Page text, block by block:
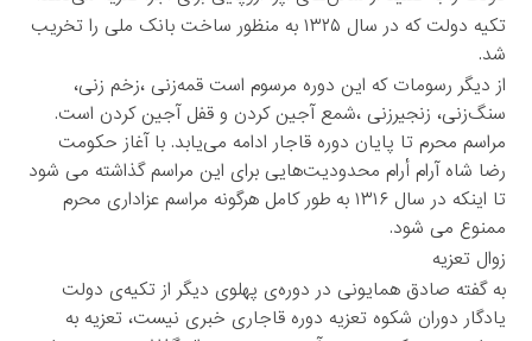
تکیه دولت که در سال ۱۳۲۵ به منظور ساخت بانک ملی را تخریب
شد.
از دیگر رسومات که این دوره مرسوم است قمه‌زنی ،زخم زنی،
سنگ‌زنی، زنجیر‌زنی ،شمع آجین کردن و قفل آجین کردن است.
مراسم محرم تا پایان دوره قاجار ادامه می‌یابد. با آغاز حکومت
رضا شاه آرام أرام محدودیت‌هایی برای این مراسم گذاشته می شود
تا اینکه در سال ۱۳۱۶ به طور کامل هرگونه مراسم عزاداری محرم
ممنوع می شود.
زوال تعزیه
به گفته صادق همایونی در دوره‌ی پهلوی دیگر از تکیه‌ی دولت
یادگار دوران شکوه تعزیه دوره قاجاری خبری نیست، تعزیه به